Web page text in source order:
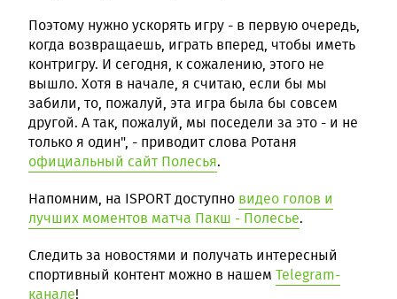
Поэтому нужно ускорять игру - в первую очередь,
когда возвращаешь, играть вперед, чтобы иметь
контригру. И сегодня, к сожалению, этого не
вышло. Хотя в начале, я считаю, если бы мы
забили, то, пожалуй, эта игра была бы совсем
другой. А так, пожалуй, мы поседели за это - и не
только я один", - приводит слова Ротаня
официальный сайт Полесья.
Напомним, на ISPORT доступно видео голов и
лучших моментов матча Пакш - Полесье.
Следить за новостями и получать интересный
спортивный контент можно в нашем Telegram-
канале!